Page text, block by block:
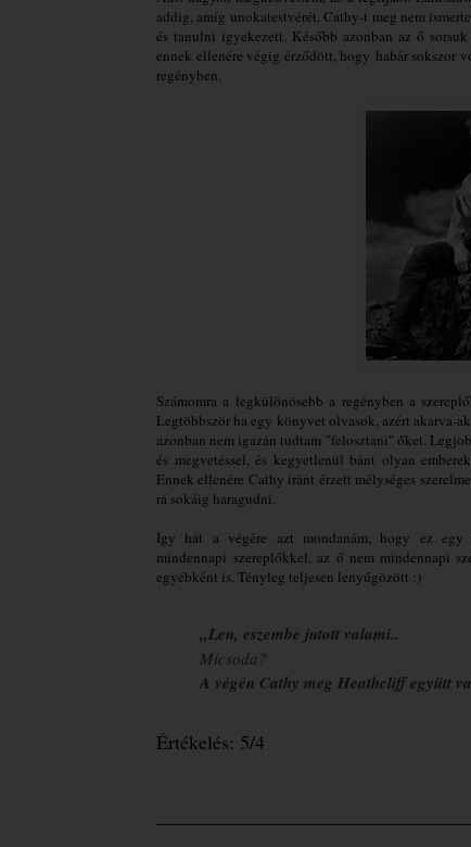
addig, amíg unokatestvérét, Cathy-t meg nem
és tanulni igyekezett. Később azonban az ő
ennek ellenére végig érződött, hogy habár sokszor
regényben.
Számomra a legkülönösebb a regényben a
Legtöbbször ha egy könyvet olvasok, azért akarva-
azonban nem igazán tudtam "felosztani" őket.
és megvetéssel, és kegyetlenül bánt olyan
Ennek ellenére Cathy iránt érzett mélységes
rá sokáig haragudni.
Így hát a végére azt mondanám, hogy ez egy
mindennapi szereplőkkel, az ő nem mindennapi
egyébként is. Tényleg teljesen lenyűgözött :)
,,Len, eszembe jutott valami..
Micsoda?
A végén Cathy meg Heathcliff együtt
Értékelés: 5/4